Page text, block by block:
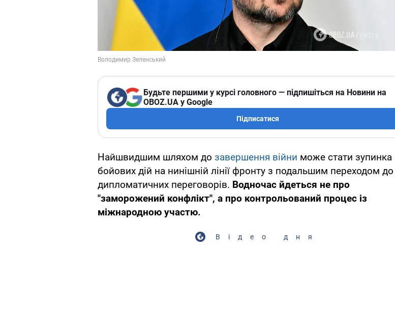
Будьте першими у курсі головного — підпишіться на Новини на
OBOZ.UA у Google
Підписатися
Найшвидшим шляхом до завершення війни може стати зупинка
бойових дій на нинішній лінії фронту з подальшим переходом до
дипломатичних переговорів. Водночас йдеться не про
"заморожений конфлікт", а про контрольований процес із
міжнародною участю.
Відео дня